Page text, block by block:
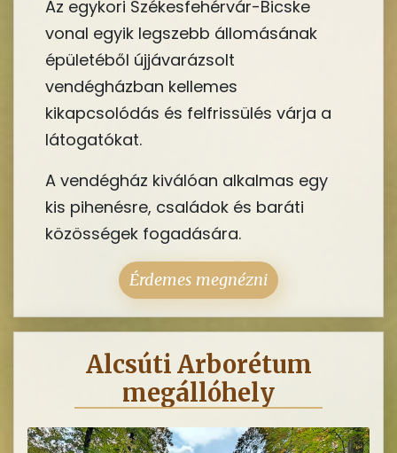
Az egykori Székesfehérvár-Bicske
vonal egyik legszebb állomásának
épületéből újjávarázsolt
vendégházban kellemes
kikapcsolódás és felfrissülés várja a
látogatókat.
A vendégház kiválóan alkalmas egy
kis pihenésre, családok és baráti
közösségek fogadására.
Érdemes megnézni
Alcsúti Arborétum
megállóhely